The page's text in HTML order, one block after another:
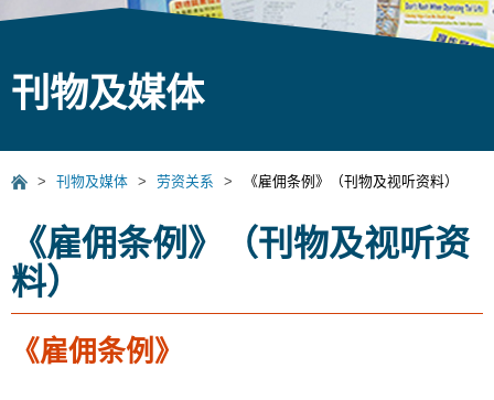
刊物及媒体
> 刊物及媒体 > 劳资关系 > 《雇佣条例》（刊物及视听资料）
《雇佣条例》（刊物及视听资
料）
《雇佣条例》